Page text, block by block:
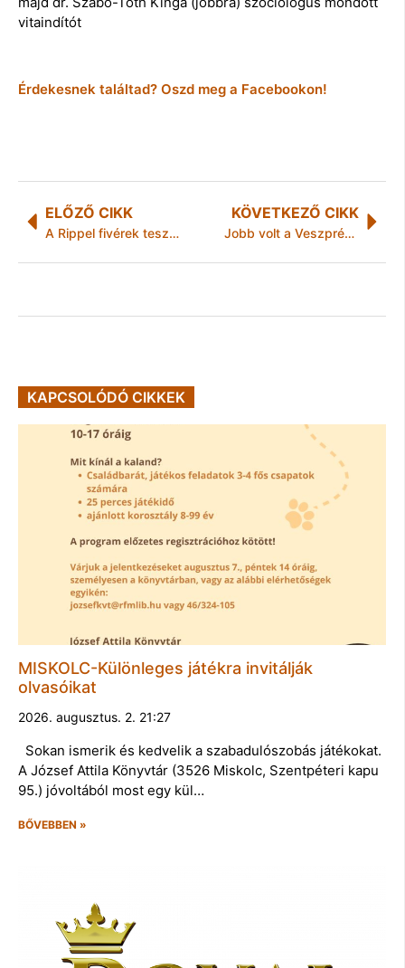
vitaindítót
Érdekesnek találtad? Oszd meg a Facebookon!
ELŐZŐ CIKK
A Rippel fivérek tesztelték az új ifjúsági sportpályákat a Városligetben!
KÖVETKEZŐ CIKK
Jobb volt a Veszprém, mint a MEAFC
KAPCSOLÓDÓ CIKKEK
MISKOLC-Különleges játékra invitálják
olvasóikat
2026. augusztus. 2. 21:27
Sokan ismerik és kedvelik a szabadulószobás játékokat.
A József Attila Könyvtár (3526 Miskolc, Szentpéteri kapu
95.) jóvoltából most egy kül…
BŐVEBBEN »